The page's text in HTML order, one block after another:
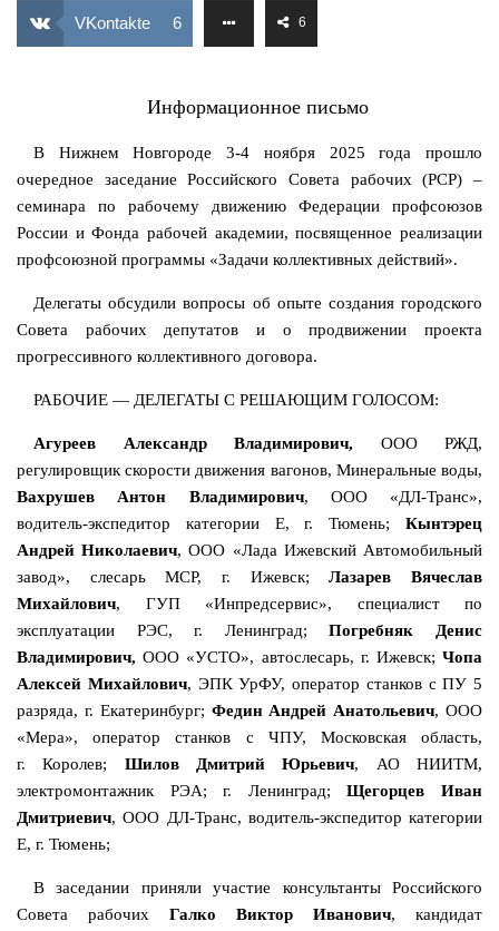
ИЗУЧЕНИЕ ДИАЛЕКТИКИ
ФЕДЕРАЦИЯ ПРОФСОЮЗОВ РОССИИ
VKontakte 6 6
Информационное письмо
В Нижнем Новгороде 3-4 ноября 2025 года прошло
очередное заседание Российского Совета рабочих (РСР) –
семинара по рабочему движению Федерации профсоюзов
России и Фонда рабочей академии, посвященное реализации
профсоюзной программы «Задачи коллективных действий».
Делегаты обсудили вопросы об опыте создания городского
Совета рабочих депутатов и о продвижении проекта
прогрессивного коллективного договора.
РАБОЧИЕ — ДЕЛЕГАТЫ С РЕШАЮЩИМ ГОЛОСОМ:
Агуреев Александр Владимирович, ООО РЖД,
регулировщик скорости движения вагонов, Минеральные воды,
Вахрушев Антон Владимирович, ООО «ДЛ-Транс»,
водитель-экспедитор категории Е, г. Тюмень; Кынтэрец
Андрей Николаевич, ООО «Лада Ижевский Автомобильный
завод», слесарь МСР, г. Ижевск;Лазарев Вячеслав
Михайлович, ГУП «Инпредсервис», специалист по
эксплуатации РЭС, г. Ленинград;Погребняк Денис
Владимирович,ООО «УСТО», автослесарь, г. Ижевск;Чопа
Алексей Михайлович, ЭПК УрФУ, оператор станков с ПУ 5
разряда, г. Екатеринбург; Федин Андрей Анатольевич, ООО
«Мера», оператор станков с ЧПУ, Московская область,
г. Королев; Шилов Дмитрий Юрьевич, АО НИИТМ,
электромонтажник РЭА; г. Ленинград;Щегорцев Иван
Дмитриевич, ООО ДЛ-Транс, водитель-экспедитор категории
Е, г. Тюмень;
В заседании приняли участие консультанты Российского
Совета рабочих Галко Виктор Иванович, кандидат